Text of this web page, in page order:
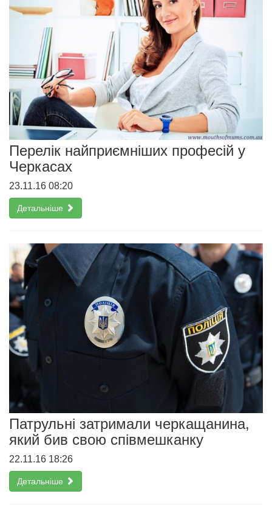
Перелік найприємніших професій у
Черкасах
23.11.16 08:20
Детальніше
Патрульні затримали черкащанина,
який бив свою співмешканку
22.11.16 18:26
Детальніше